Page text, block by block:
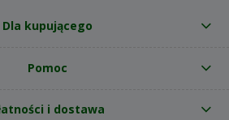
Dla kupującego
Pomoc
i dostawa